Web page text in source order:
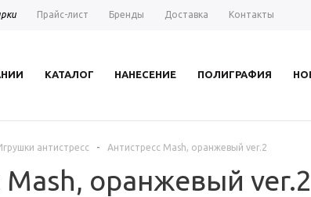
Прайс-лист Бренды Доставка Контакты
КАТАЛОГ НАНЕСЕНИЕ ПОЛИГРАФИЯ
антистресс - Антистресс Mash, оранжевый ver.2
Mash, оранжевый ver.2